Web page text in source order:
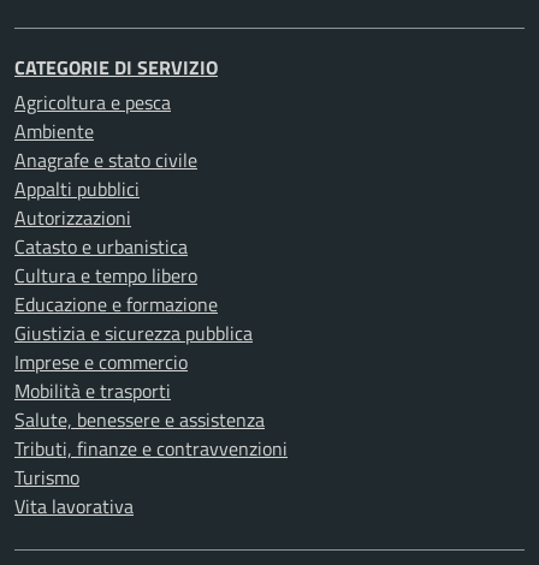
CATEGORIE DI SERVIZIO
Agricoltura e pesca
Ambiente
Anagrafe e stato civile
Appalti pubblici
Autorizzazioni
Catasto e urbanistica
Cultura e tempo libero
Educazione e formazione
Giustizia e sicurezza pubblica
Imprese e commercio
Mobilità e trasporti
Salute, benessere e assistenza
Tributi, finanze e contravvenzioni
Turismo
Vita lavorativa